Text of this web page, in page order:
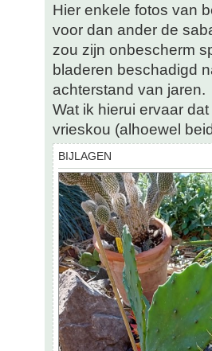
Hier enkele fotos van
voor dan ander de
zou zijn onbescherm
bladeren beschadigd
achterstand van jaren.
Wat ik hierui ervaar
vrieskou (alhoewel
BIJLAGEN